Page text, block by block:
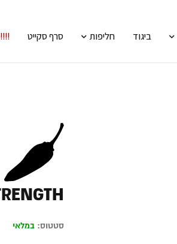
ביגוד חליפות סרף סקייט !!!!SALEEEE
סטטוס: במלאי